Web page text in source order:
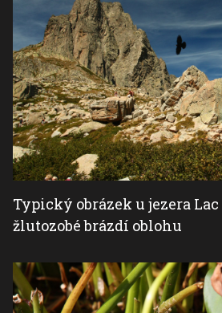
Typický obrázek u jezera Lac
žlutozobé brázdí oblohu